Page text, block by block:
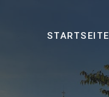
STARTSEITE